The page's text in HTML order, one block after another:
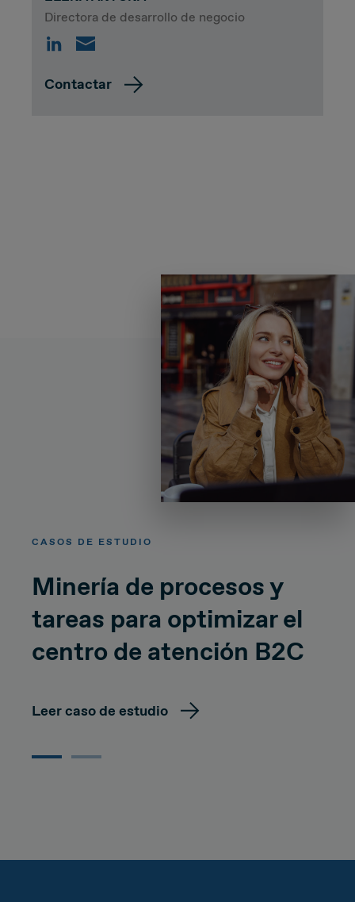
Directora de desarrollo de negocio
Contactar
CASOS DE ESTUDIO
Minería de procesos y
tareas para optimizar el
centro de atención B2C
Leer caso de estudio